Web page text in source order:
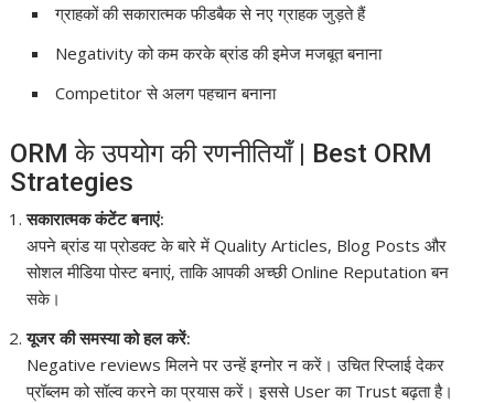
ग्राहकों की सकारात्मक फीडबैक से नए ग्राहक जुड़ते हैं
Negativity को कम करके ब्रांड की इमेज मजबूत बनाना
Competitor से अलग पहचान बनाना
ORM के उपयोग की रणनीतियाँ | Best ORM
Strategies
सकारात्मक कंटेंट बनाएं:
अपने ब्रांड या प्रोडक्ट के बारे में Quality Articles, Blog Posts और
सोशल मीडिया पोस्ट बनाएं, ताकि आपकी अच्छी Online Reputation बन
सके।
यूजर की समस्या को हल करें:
Negative reviews मिलने पर उन्हें इग्नोर न करें। उचित रिप्लाई देकर
प्रॉब्लम को सॉल्व करने का प्रयास करें। इससे User का Trust बढ़ता है।